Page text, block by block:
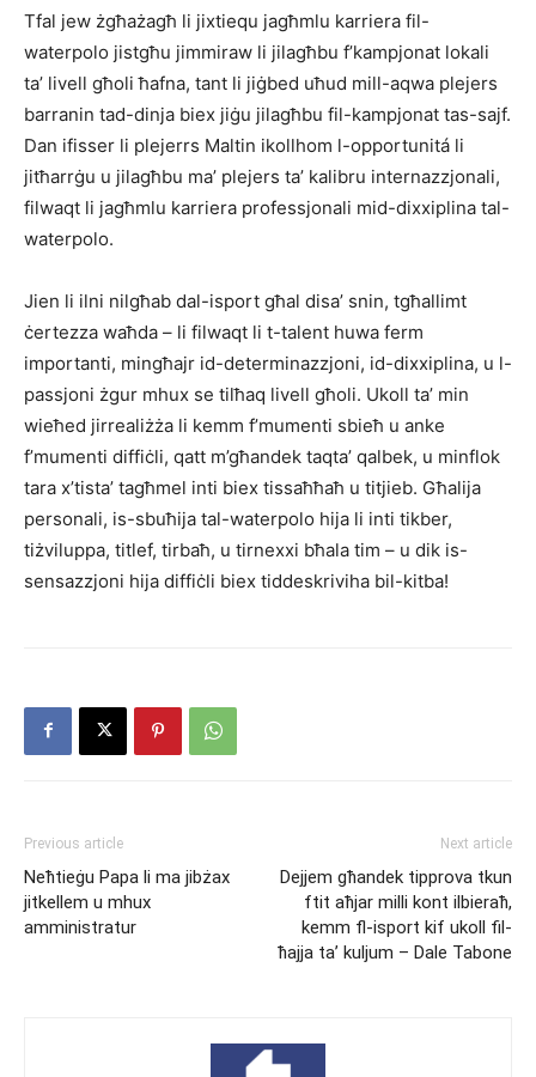
Tfal jew żgħażagħ li jixtiequ jagħmlu karriera fil-
waterpolo jistgħu jimmiraw li jilagħbu f’kampjonat lokali
ta’ livell għoli ħafna, tant li jiġbed uħud mill-aqwa plejers
barranin tad-dinja biex jiġu jilagħbu fil-kampjonat tas-sajf.
Dan ifisser li plejerrs Maltin ikollhom l-opportunitá li
jitħarrġu u jilagħbu ma’ plejers ta’ kalibru internazzjonali,
filwaqt li jagħmlu karriera professjonali mid-dixxiplina tal-
waterpolo.
Jien li ilni nilgħab dal-isport għal disa’ snin, tgħallimt
ċertezza waħda – li filwaqt li t-talent huwa ferm
importanti, mingħajr id-determinazzjoni, id-dixxiplina, u l-
passjoni żgur mhux se tilħaq livell għoli. Ukoll ta’ min
wieħed jirrealiżża li kemm f’mumenti sbieħ u anke
f’mumenti diffiċli, qatt m’għandek taqta’ qalbek, u minflok
tara x’tista’ tagħmel inti biex tissaħħaħ u titjieb. Għalija
personali, is-sbuħija tal-waterpolo hija li inti tikber,
tiżviluppa, titlef, tirbaħ, u tirnexxi bħala tim – u dik is-
sensazzjoni hija diffiċli biex tiddeskriviha bil-kitba!
Previous article
Neħtieġu Papa li ma jibżax
jitkellem u mhux
amministratur
Next article
Dejjem għandek tipprova tkun
ftit aħjar milli kont ilbieraħ,
kemm fl-isport kif ukoll fil-
ħajja ta’ kuljum – Dale Tabone